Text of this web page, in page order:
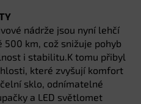
nádrže jsou nyní lehčí
km, což snižuje pohyb
i stabilitu.K tomu přibyl
které zvyšují komfort
sklo, odnímatelné
a LED světlomet